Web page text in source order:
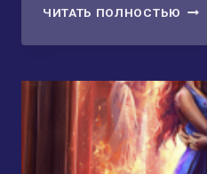
ЧИТАТЬ ПОЛНОСТЬЮ